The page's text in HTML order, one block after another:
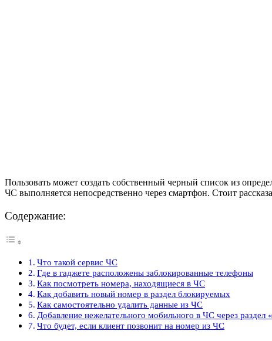
Пользовать может создать собственный черный список из
ЧС выполняется непосредственно через смартфон. Стоит
Содержание:
Что такой сервис ЧС
Где в гаджете расположены заблокированные телефоны
Как посмотреть номера, находящиеся в ЧС
Как добавить новый номер в раздел блокируемых
Как самостоятельно удалить данные из ЧС
Добавление нежелательного мобильного в ЧС через раздел
Что будет, если клиент позвонит на номер из ЧС